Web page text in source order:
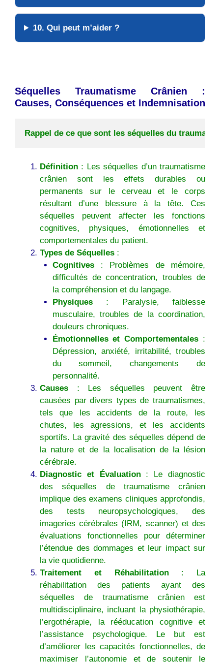
10. Qui peut m’aider ?
Séquelles Traumatisme Crânien :
Causes, Conséquences et Indemnisation
Rappel de ce que sont les séquelles du
Définition : Les séquelles d’un traumatisme
crânien sont les effets durables ou
permanents sur le cerveau et le corps
résultant d’une blessure à la tête. Ces
séquelles peuvent affecter les fonctions
cognitives, physiques, émotionnelles et
comportementales du patient.
Types de Séquelles :
Cognitives: Problèmes de mémoire,
difficultés de concentration, troubles de
la compréhension et du langage.
Physiques: Paralysie, faiblesse
musculaire, troubles de la coordination,
douleurs chroniques.
Émotionnelles et Comportementales :
Dépression, anxiété, irritabilité, troubles
du sommeil, changements de
personnalité.
Causes : Les séquelles peuvent être
causées par divers types de traumatismes,
tels que les accidents de la route, les
chutes, les agressions, et les accidents
sportifs. La gravité des séquelles dépend de
la nature et de la localisation de la lésion
cérébrale.
Diagnostic et Évaluation: Le diagnostic
des séquelles de traumatisme crânien
implique des examens cliniques approfondis,
des tests neuropsychologiques, des
imageries cérébrales (IRM, scanner) et des
évaluations fonctionnelles pour déterminer
l’étendue des dommages et leur impact sur
la vie quotidienne.
Traitement et Réhabilitation: La
réhabilitation des patients ayant des
séquelles de traumatisme crânien est
multidisciplinaire, incluant la physiothérapie,
l’ergothérapie, la rééducation cognitive et
l’assistance psychologique. Le but est
d’améliorer les capacités fonctionnelles, de
maximiser l’autonomie et de soutenir le